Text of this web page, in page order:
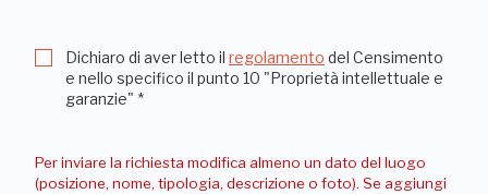
Dichiaro di aver letto il regolamento del Censimento
e nello specifico il punto 10 "Proprietà intellettuale e
garanzie" *
Per inviare la richiesta modifica almeno un dato del luogo
(posizione, nome, tipologia, descrizione o foto). Se aggiungi